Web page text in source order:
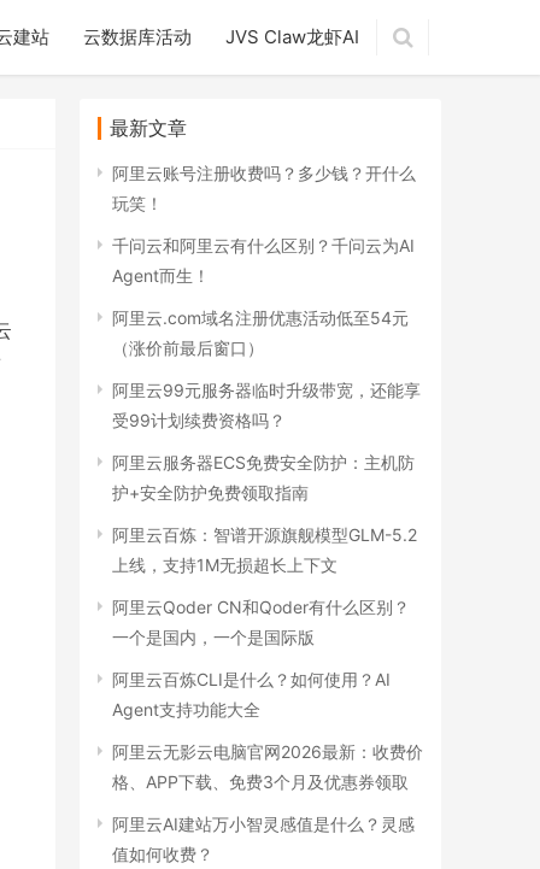
建站 云数据库活动 JVS Claw龙虾AI
最新文章
阿里云账号注册收费吗？多少钱？开什么
玩笑！
千问云和阿里云有什么区别？千问云为AI
Agent而生！
阿里云.com域名注册优惠活动低至54元
（涨价前最后窗口）
阿里云99元服务器临时升级带宽，还能享
受99计划续费资格吗？
阿里云服务器ECS免费安全防护：主机防
护+安全防护免费领取指南
阿里云百炼：智谱开源旗舰模型GLM-5.2
上线，支持1M无损超长上下文
阿里云Qoder CN和Qoder有什么区别？
一个是国内，一个是国际版
阿里云百炼CLI是什么？如何使用？AI
Agent支持功能大全
阿里云无影云电脑官网2026最新：收费价
格、APP下载、免费3个月及优惠券领取
阿里云AI建站万小智灵感值是什么？灵感
值如何收费？